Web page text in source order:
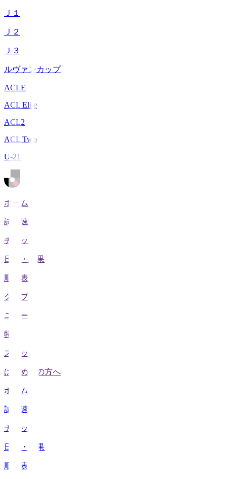
Ｊ１
Ｊ２
Ｊ３
ルヴァンカップ
ACLE
ACL Elite
ACL2
ACL Two
U-21
ホーム
試合速報
チケット
日程・結果
順位表
クラブ
ニュース
特集
スタッツ
はじめての方へ
ホーム
試合速報
チケット
日程・結果
順位表